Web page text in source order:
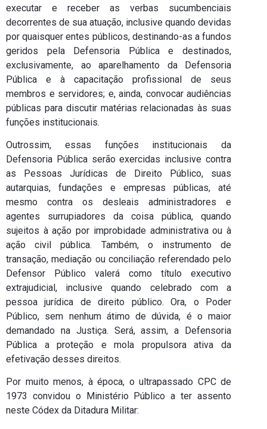
executar e receber as verbas sucumbenciais
decorrentes de sua atuação, inclusive quando devidas
por quaisquer entes públicos, destinando-as a fundos
geridos pela Defensoria Pública e destinados,
exclusivamente, ao aparelhamento da Defensoria
Pública e à capacitação profissional de seus
membros e servidores; e, ainda, convocar audiências
públicas para discutir matérias relacionadas às suas
funções institucionais.
Outrossim, essas funções institucionais da
Defensoria Pública serão exercidas inclusive contra
as Pessoas Jurídicas de Direito Público, suas
autarquias, fundações e empresas públicas, até
mesmo contra os desleais administradores e
agentes surrupiadores da coisa pública, quando
sujeitos à ação por improbidade administrativa ou à
ação civil pública. Também, o instrumento de
transação, mediação ou conciliação referendado pelo
Defensor Público valerá como título executivo
extrajudicial, inclusive quando celebrado com a
pessoa jurídica de direito público. Ora, o Poder
Público, sem nenhum átimo de dúvida, é o maior
demandado na Justiça. Será, assim, a Defensoria
Pública a proteção e mola propulsora ativa da
efetivação desses direitos.
Por muito menos, à época, o ultrapassado CPC de
1973 convidou o Ministério Público a ter assento
neste Códex da Ditadura Militar: